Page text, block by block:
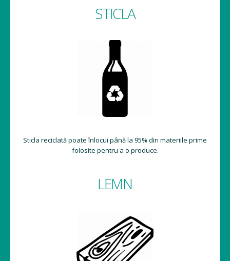
STICLA
Sticla reciclată poate înlocui până la 95% din materiile prime
folosite pentru a o produce.
LEMN